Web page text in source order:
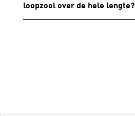
loopzool over de hele lengte?